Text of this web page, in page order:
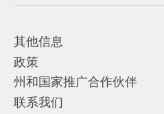
其他信息
政策
州和国家推广合作伙伴
联系我们